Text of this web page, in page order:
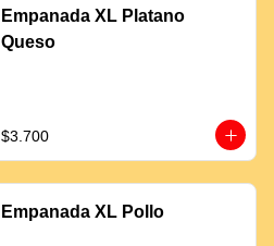
Empanada XL Platano
Queso
$3.700
Empanada XL Pollo